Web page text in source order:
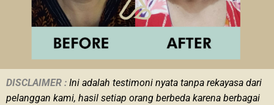
DISCLAIMER : Ini adalah testimoni nyata tanpa rekayasa dari
pelanggan kami, hasil setiap orang berbeda karena berbagai